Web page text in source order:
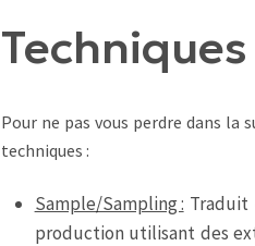
Pour ne pas vous perdre dans la
techniques :
Sample/Sampling : Traduit
production utilisant des